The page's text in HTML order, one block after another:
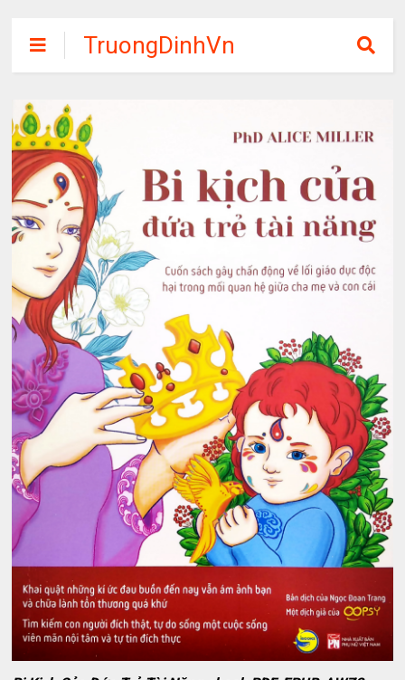
TruongDinhVn
Chia sẽ ebook,
phần mềm học
tập miễn phí